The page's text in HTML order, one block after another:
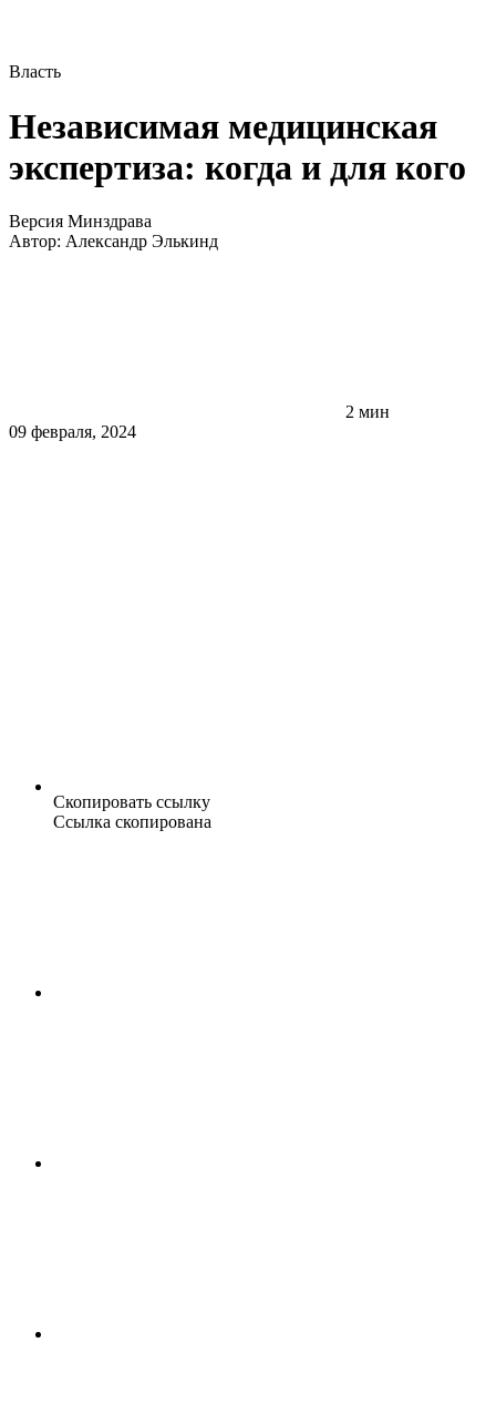
Власть
Независимая медицинская
экспертиза: когда и для кого
Версия Минздрава
Автор: Александр Элькинд
2 мин
09 февраля, 2024
Скопировать ссылку
Ссылка скопирована